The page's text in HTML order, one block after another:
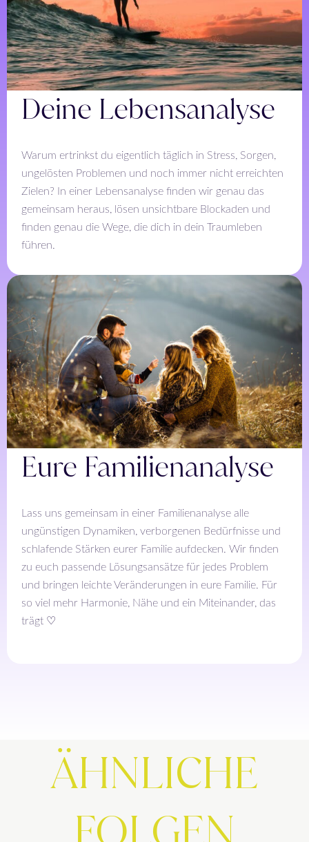
Deine Lebensanalyse
Warum ertrinkst du eigentlich täglich in Stress, Sorgen,
ungelösten Problemen und noch immer nicht erreichten
Zielen? In einer Lebensanalyse finden wir genau das
gemeinsam heraus, lösen unsichtbare Blockaden und
finden genau die Wege, die dich in dein Traumleben
führen.
Eure Familienanalyse
Lass uns gemeinsam in einer Familienanalyse alle
ungünstigen Dynamiken, verborgenen Bedürfnisse und
schlafende Stärken eurer Familie aufdecken. Wir finden
zu euch passende Lösungsansätze für jedes Problem
und bringen leichte Veränderungen in eure Familie. Für
so viel mehr Harmonie, Nähe und ein Miteinander, das
trägt ♡
ÄHNLICHE